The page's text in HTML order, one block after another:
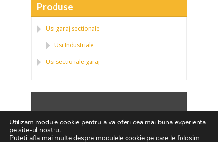
Produse
Usi garaj sectionale
Usi Industriale
Usi sectionale garaj
Politica de confidentialitate|Politica fisierelor
cookies|
Utilizam module cookie pentru a va oferi cea mai buna experienta
pe site-ul nostru.
Puteti afla mai multe despre modulele cookie pe care le folosim